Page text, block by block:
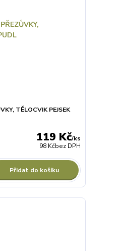
TĚLOCVIK PEJSEK
119 Kč/ks
98 Kčbez DPH
Přidat do košíku